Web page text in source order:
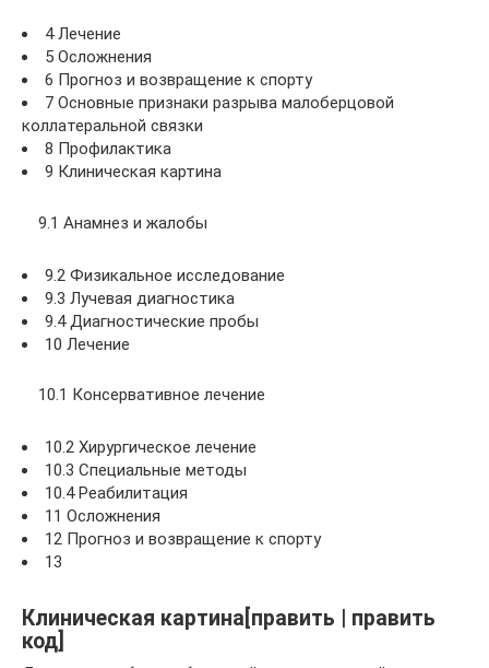
4 Лечение
5 Осложнения
6 Прогноз и возвращение к спорту
7 Основные признаки разрыва малоберцовой
коллатеральной связки
8 Профилактика
9 Клиническая картина
9.1 Анамнез и жалобы
9.2 Физикальное исследование
9.3 Лучевая диагностика
9.4 Диагностические пробы
10 Лечение
10.1 Консервативное лечение
10.2 Хирургическое лечение
10.3 Специальные методы
10.4 Реабилитация
11 Осложнения
12 Прогноз и возвращение к спорту
13
Клиническая картина[править | править
код]